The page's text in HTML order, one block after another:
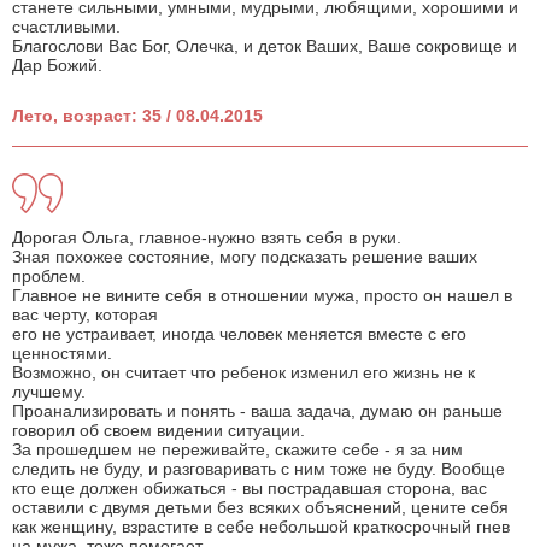
станете сильными, умными, мудрыми, любящими, хорошими и
счастливыми.
Благослови Вас Бог, Олечка, и деток Ваших, Ваше сокровище и
Дар Божий.
Лето, возраст: 35 / 08.04.2015
Дорогая Ольга, главное-нужно взять себя в руки.
Зная похожее состояние, могу подсказать решение ваших
проблем.
Главное не вините себя в отношении мужа, просто он нашел в
вас черту, которая
его не устраивает, иногда человек меняется вместе с его
ценностями.
Возможно, он считает что ребенок изменил его жизнь не к
лучшему.
Проанализировать и понять - ваша задача, думаю он раньше
говорил об своем видении ситуации.
За прошедшем не переживайте, скажите себе - я за ним
следить не буду, и разговаривать с ним тоже не буду. Вообще
кто еще должен обижаться - вы пострадавшая сторона, вас
оставили с двумя детьми без всяких объяснений, цените себя
как женщину, взрастите в себе небольшой краткосрочный гнев